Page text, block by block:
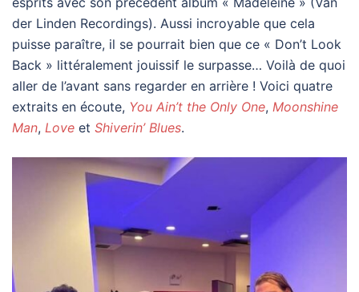
der Linden Recordings). Aussi incroyable que cela
puisse paraître, il se pourrait bien que ce « Don’t Look
Back » littéralement jouissif le surpasse… Voilà de quoi
aller de l’avant sans regarder en arrière ! Voici quatre
extraits en écoute, You Ain’t the Only One, Moonshine
Man, Love et Shiverin’ Blues.